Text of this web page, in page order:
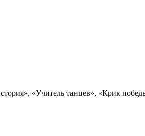
«Учитель танцев», «Крик